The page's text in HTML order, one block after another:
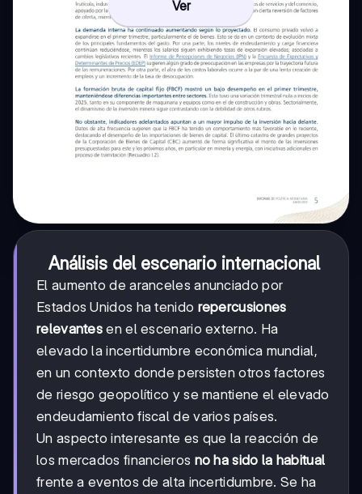
Ver
Análisis del escenario internacional
El aumento de aranceles anunciado por
Estados Unidos ha tenido repercusiones
relevantes en el escenario externo. Ha
elevado la incertidumbre económica mundial,
en un contexto donde persisten otros factores
de riesgo geopolítico y se mantiene el elevado
endeudamiento fiscal de varios países.
Un aspecto interesante es que la reacción de
los mercados financieros no ha sido la habitual
frente a eventos de alta incertidumbre. Se ha